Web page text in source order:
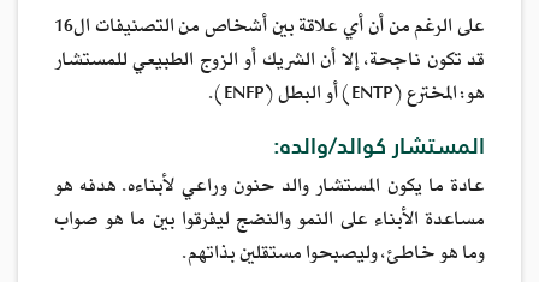
على الرغم من أن أي علاقة بين أشخاص من التصنيفات ال16
قد تكون ناجحة، إلا أن الشريك أو الزوج الطبيعي للمستشار
هو: المخترع (ENTP) أو البطل (ENFP).
المستشار كوالد/والده:
عادة ما يكون المستشار والد حنون وراعي لأبناءه. هدفه هو
مساعدة الأبناء على النمو والنضج ليفرقوا بين ما هو صواب
وما هو خاطئ، وليصبحوا مستقلين بذاتهم.